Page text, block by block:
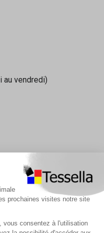
au vendredi)